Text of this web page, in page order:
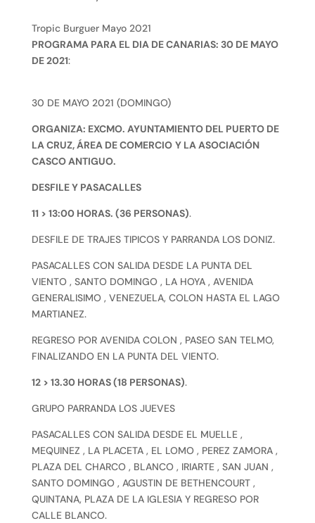
Tropic Burguer Mayo 2021
PROGRAMA PARA EL DIA DE CANARIAS: 30 DE MAYO
DE 2021:
30 DE MAYO 2021 (DOMINGO)
ORGANIZA: EXCMO. AYUNTAMIENTO DEL PUERTO DE
LA CRUZ, ÁREA DE COMERCIO Y LA ASOCIACIÓN
CASCO ANTIGUO.
DESFILE Y PASACALLES
11 > 13:00 HORAS. (36 PERSONAS).
DESFILE DE TRAJES TIPICOS Y PARRANDA LOS DONIZ.
PASACALLES CON SALIDA DESDE LA PUNTA DEL
VIENTO , SANTO DOMINGO , LA HOYA , AVENIDA
GENERALISIMO , VENEZUELA, COLON HASTA EL LAGO
MARTIANEZ.
REGRESO POR AVENIDA COLON , PASEO SAN TELMO,
FINALIZANDO EN LA PUNTA DEL VIENTO.
12 > 13.30 HORAS (18 PERSONAS).
GRUPO PARRANDA LOS JUEVES
PASACALLES CON SALIDA DESDE EL MUELLE ,
MEQUINEZ , LA PLACETA , EL LOMO , PEREZ ZAMORA ,
PLAZA DEL CHARCO , BLANCO , IRIARTE , SAN JUAN ,
SANTO DOMINGO , AGUSTIN DE BETHENCOURT ,
QUINTANA, PLAZA DE LA IGLESIA Y REGRESO POR
CALLE BLANCO.